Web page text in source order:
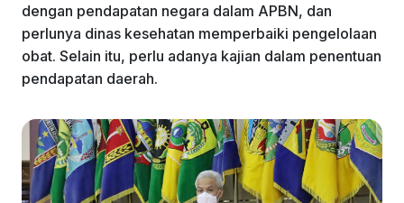
dengan pendapatan negara dalam APBN, dan
perlunya dinas kesehatan memperbaiki pengelolaan
obat. Selain itu, perlu adanya kajian dalam penentuan
pendapatan daerah.